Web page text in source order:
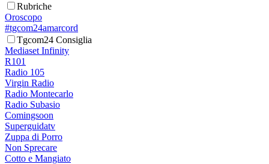
Rubriche
Oroscopo
#tgcom24amarcord
Tgcom24 Consiglia
Mediaset Infinity
R101
Radio 105
Virgin Radio
Radio Montecarlo
Radio Subasio
Comingsoon
Superguidatv
Zuppa di Porro
Non Sprecare
Cotto e Mangiato